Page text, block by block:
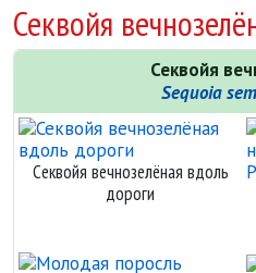
Секвойя
Секвойя
Sequoia
Секвойя вечнозелёная вдоль
дороги